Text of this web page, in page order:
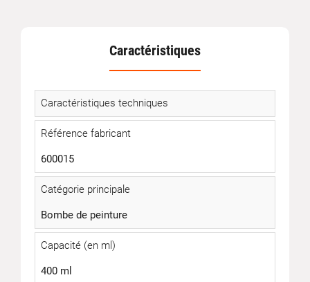
Caractéristiques
Caractéristiques techniques
Référence fabricant
600015
Catégorie principale
Bombe de peinture
Capacité (en ml)
400 ml